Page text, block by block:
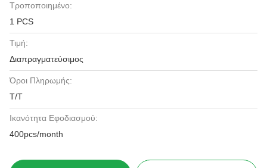
Τροποποιημένο:
1 PCS
Τιμή:
Διαπραγματεύσιμος
Όροι Πληρωμής:
Τ/Τ
Ικανότητα Εφοδιασμού:
400pcs/month